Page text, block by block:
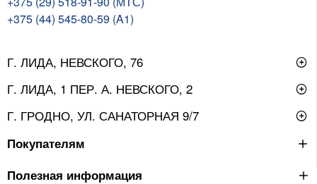
+375 (44) 545-80-59 (A1)
Г. ЛИДА, НЕВСКОГО, 76
Г. ЛИДА, 1 ПЕР. А. НЕВСКОГО, 2
Г. ГРОДНО, УЛ. САНАТОРНАЯ 9/7
Покупателям
Полезная информация